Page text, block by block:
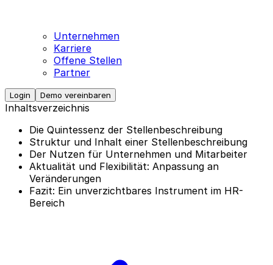
Unternehmen
Karriere
Offene Stellen
Partner
Login Demo vereinbaren
Inhaltsverzeichnis
Die Quintessenz der Stellenbeschreibung
Struktur und Inhalt einer Stellenbeschreibung
Der Nutzen für Unternehmen und Mitarbeiter
Aktualität und Flexibilität: Anpassung an
Veränderungen
Fazit: Ein unverzichtbares Instrument im HR-
Bereich